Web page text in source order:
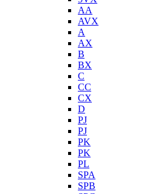
AA
AVX
A
AX
B
BX
C
CC
CX
D
PJ
PJ
PK
PK
PL
SPA
SPB